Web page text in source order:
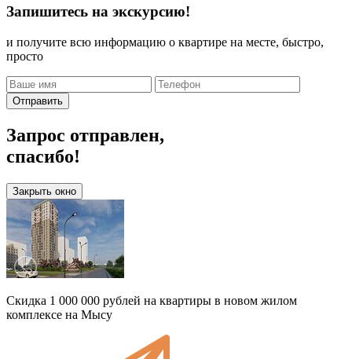
Запишитесь на экскурсию!
и получите всю информацию о квартире на месте, быстро,
просто
Отправить
Запрос отправлен,
спасибо!
Закрыть окно
Скидка 1 000 000 рублей на квартиры в новом жилом
комплексе на Мысу